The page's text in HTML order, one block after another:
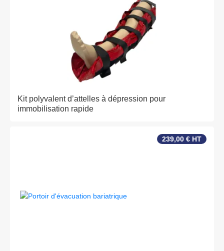
Kit polyvalent d’attelles à dépression pour
immobilisation rapide
239,00 € HT